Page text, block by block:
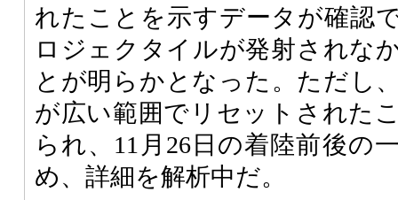
れたことを示すデータが確認
ロジェクタイルが発射されな
とが明らかとなった。ただし
が広い範囲でリセットされた
られ、11月26日の着陸前後の
め、詳細を解析中だ。